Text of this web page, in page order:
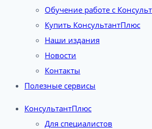
Обучение работе с
Купить КонсультантПлюс
Наши издания
Новости
Контакты
Полезные сервисы
КонсультантПлюс
Для специалистов